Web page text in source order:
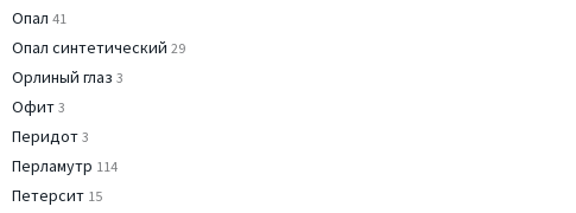
Опал 41
Опал синтетический 29
Орлиный глаз 3
Офит 3
Перидот 3
Перламутр 114
Петерсит 15